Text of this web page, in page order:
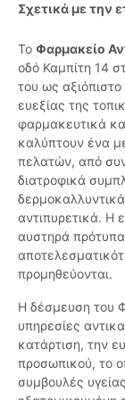
Σχετικά με την
Το Φαρμακείο
οδό Καμπίτη 14
του ως αξιόπιστο
ευεξίας της
φαρμακευτικά
καλύπτουν ένα
πελατών, από
διατροφικά
αντιπυρετικά. Η
αυστηρά πρότυπα
προμηθεύονται.
Η δέσμευση του
υπηρεσίες
κατάρτιση, την
προσωπικού, το
συμβουλές